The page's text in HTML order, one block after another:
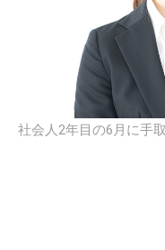
社会人2年目の6月に手